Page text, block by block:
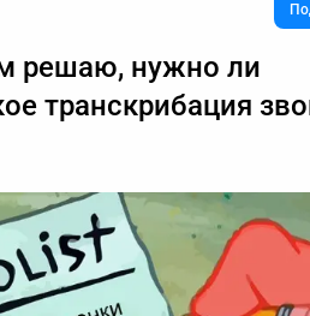
решаю, нужно ли
транскрибация